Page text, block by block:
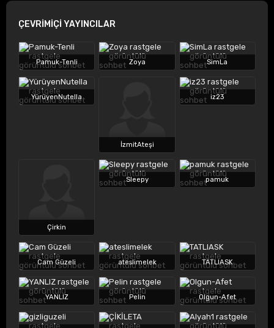
ÇEVRİMİÇİ YAYINCILAR
Pamuk-Tenli Zoya SimLa
YürüyenNutella
İzmitAteşi
iz23
Çirkin
Sleepy pamuk
Cam Güzeli ateslimelek TATLIASK
YANLIZ Pelin Olgun-Afet